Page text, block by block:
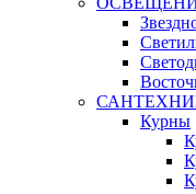
Курны